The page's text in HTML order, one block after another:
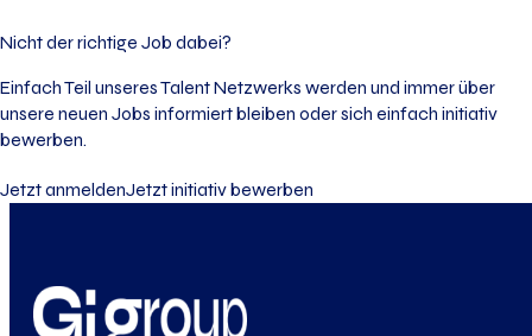
Nicht der richtige Job dabei?
Einfach Teil unseres Talent Netzwerks werden und immer über
unsere neuen Jobs informiert bleiben oder sich einfach initiativ
bewerben.
Jetzt anmeldenJetzt initiativ bewerben